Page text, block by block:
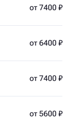
от 7400 ₽
от 6400 ₽
от 7400 ₽
от 5600 ₽